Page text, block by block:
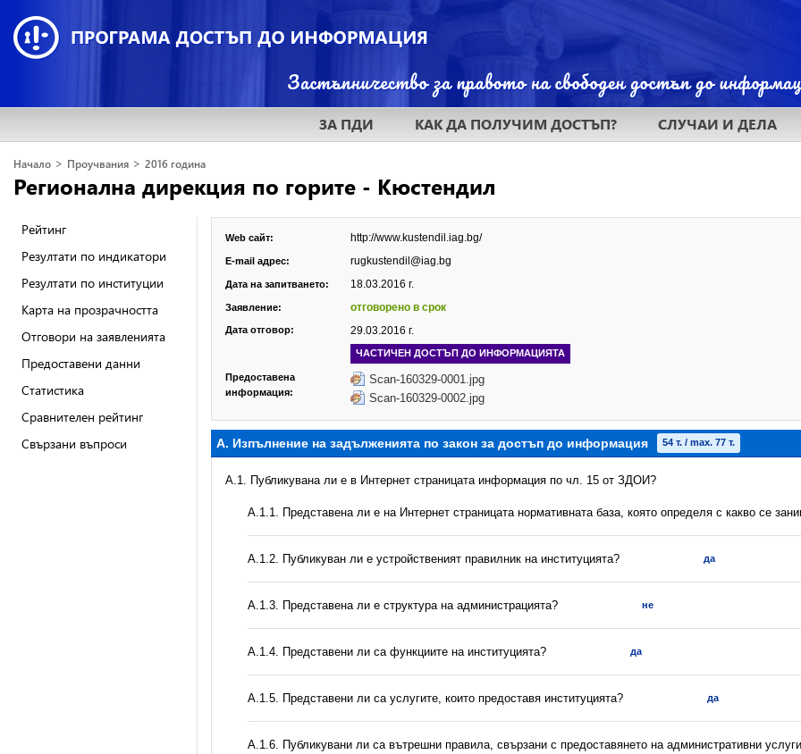
ЗА ПДИ КАК ДА ПОЛУЧИМ ДОСТЪП? СЛУЧАИ И ДЕЛА
Начало > Проучвания > 2016 година
Регионална дирекция по горите - Кюстендил
Рейтинг
Резултати по индикатори
Резултати по институции
Карта на прозрачността
Отговори на заявленията
Предоставени данни
Статистика
Сравнителен рейтинг
Свързани въпроси
Web сайт: http://www.kustendil.iag.bg/
E-mail адрес: rugkustendil@iag.bg
Дата на запитването: 18.03.2016 г.
Заявление: отговорено в срок
Дата отговор: 29.03.2016 г.
ЧАСТИЧЕН ДОСТЪП ДО ИНФОРМАЦИЯТА
Предоставена
информация:
Scan-160329-0001.jpg
Scan-160329-0002.jpg
А. Изпълнение на задълженията по закон за достъп до информация 54 т. / max. 77 т.
A.1. Публикувана ли е в Интернет страницата информация по чл. 15 от ЗДОИ?
A.1.1. Представена ли е на Интернет страницата нормативната база, която определя с какво се
A.1.2. Публикуван ли е устройственият правилник на институцията? да
A.1.3. Представена ли е структура на администрацията? не
А.1.4. Представени ли са функциите на институцията? да
А.1.5. Представени ли са услугите, които предоставя институцията? да
А.1.6. Публикувани ли са вътрешни правила, свързани с предоставянето на административни